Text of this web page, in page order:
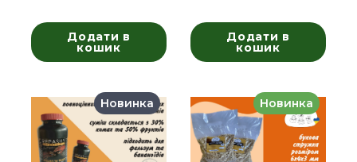
Додати в
кошик
Додати в
кошик
Новинка Новинка